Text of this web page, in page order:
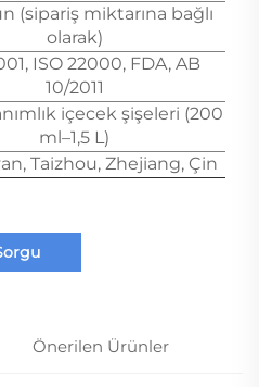
(sipariş miktarına bağlı
olarak)
ISO 22000, FDA, AB
10/2011
içecek şişeleri (200
ml–1,5 L)
Taizhou, Zhejiang, Çin
Önerilen Ürünler